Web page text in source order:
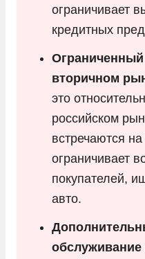
ограничивает
кредитных
вторичном
это
российском
встречаются
ограничивает
покупателей,
авто.
обслуживание